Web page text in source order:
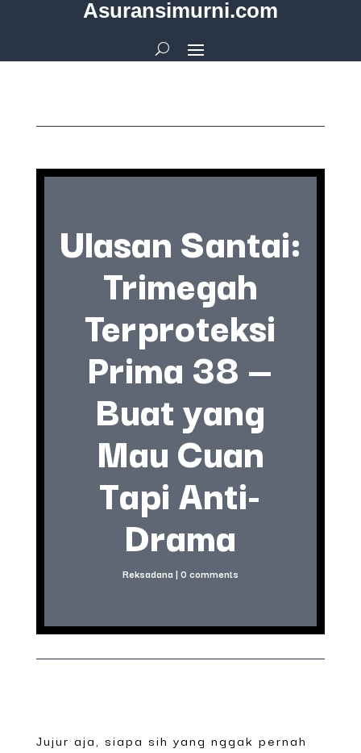
Asuransimurni.com
Ulasan Santai:
Trimegah
Terproteksi
Prima 38 —
Buat yang
Mau Cuan
Tapi Anti-
Drama
Reksadana | 0 comments
Jujur aja, siapa sih yang nggak pernah